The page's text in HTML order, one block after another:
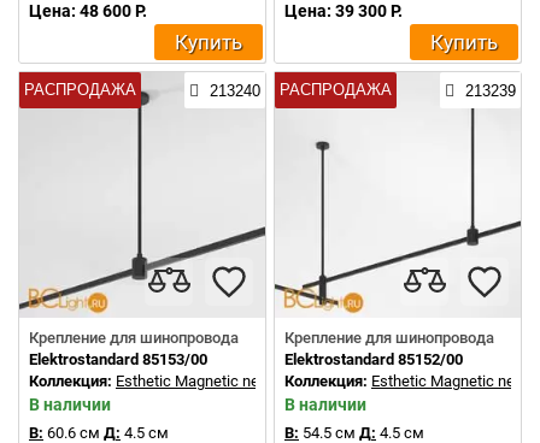
Цена: 48 600 Р.
Купить
Цена: 39 300 Р.
Купить
РАСПРОДАЖА 213240
Крепление для шинопровода
Elektrostandard 85153/00
Коллекция: Esthetic Magnetic new
В наличии
В: 60.6 см Д: 4.5 см
РАСПРОДАЖА 213239
Крепление для шинопровода
Elektrostandard 85152/00
Коллекция: Esthetic Magnetic new
В наличии
В: 54.5 см Д: 4.5 см